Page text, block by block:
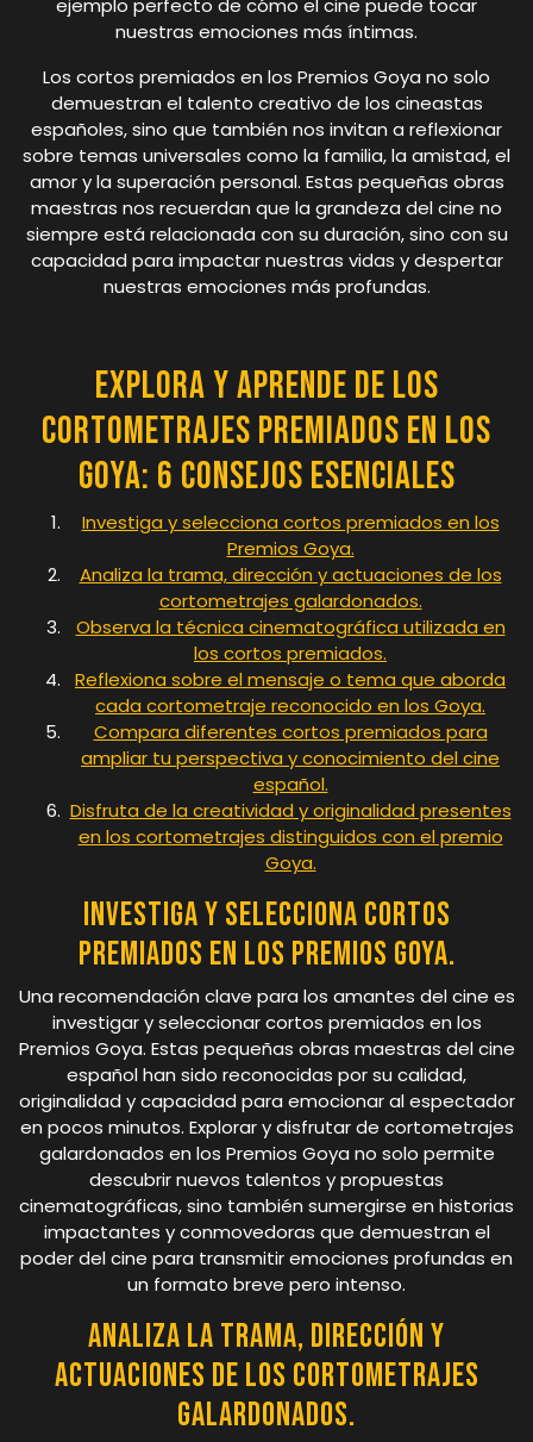
ejemplo perfecto de cómo el cine puede tocar
nuestras emociones más íntimas.
Los cortos premiados en los Premios Goya no solo
demuestran el talento creativo de los cineastas
españoles, sino que también nos invitan a reflexionar
sobre temas universales como la familia, la amistad, el
amor y la superación personal. Estas pequeñas obras
maestras nos recuerdan que la grandeza del cine no
siempre está relacionada con su duración, sino con su
capacidad para impactar nuestras vidas y despertar
nuestras emociones más profundas.
Explora y Aprende de los
Cortometrajes Premiados en los
Goya: 6 Consejos Esenciales
Investiga y selecciona cortos premiados en los
Premios Goya.
Analiza la trama, dirección y actuaciones de los
cortometrajes galardonados.
Observa la técnica cinematográfica utilizada en
los cortos premiados.
Reflexiona sobre el mensaje o tema que aborda
cada cortometraje reconocido en los Goya.
Compara diferentes cortos premiados para
ampliar tu perspectiva y conocimiento del cine
español.
Disfruta de la creatividad y originalidad presentes
en los cortometrajes distinguidos con el premio
Goya.
Investiga y selecciona cortos
premiados en los Premios Goya.
Una recomendación clave para los amantes del cine es
investigar y seleccionar cortos premiados en los
Premios Goya. Estas pequeñas obras maestras del cine
español han sido reconocidas por su calidad,
originalidad y capacidad para emocionar al espectador
en pocos minutos. Explorar y disfrutar de cortometrajes
galardonados en los Premios Goya no solo permite
descubrir nuevos talentos y propuestas
cinematográficas, sino también sumergirse en historias
impactantes y conmovedoras que demuestran el
poder del cine para transmitir emociones profundas en
un formato breve pero intenso.
Analiza la trama, dirección y
actuaciones de los cortometrajes
galardonados.